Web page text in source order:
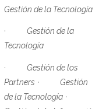
Gestión de la Tecnología
· Gestión de la
Tecnología
· Gestión de los
Partners · Gestión
de la Tecnología ·